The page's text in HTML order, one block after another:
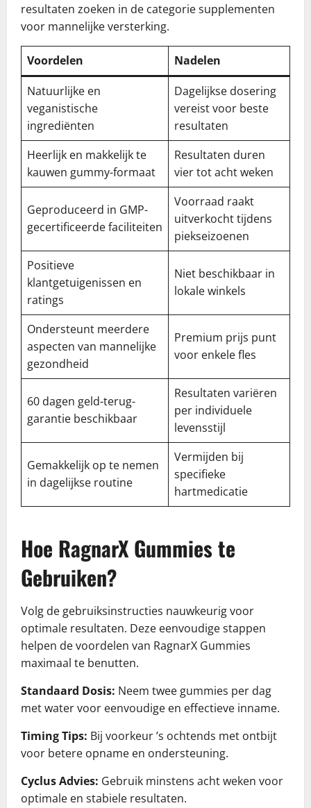
resultaten zoeken in de categorie supplementen
voor mannelijke versterking.
Voordelen
Nadelen
Natuurlijke en
veganistische
ingrediënten
Dagelijkse dosering
vereist voor beste
resultaten
Heerlijk en makkelijk te
kauwen gummy-formaat
Resultaten duren
vier tot acht weken
Geproduceerd in GMP-
gecertificeerde faciliteiten
Voorraad raakt
uitverkocht tijdens
piekseizoenen
Positieve
klantgetuigenissen en
ratings
Niet beschikbaar in
lokale winkels
Ondersteunt meerdere
aspecten van mannelijke
gezondheid
Premium prijs punt
voor enkele fles
60 dagen geld-terug-
garantie beschikbaar
Resultaten variëren
per individuele
levensstijl
Gemakkelijk op te nemen
in dagelijkse routine
Vermijden bij
specifieke
hartmedicatie
Hoe RagnarX Gummies te
Gebruiken?
Volg de gebruiksinstructies nauwkeurig voor
optimale resultaten. Deze eenvoudige stappen
helpen de voordelen van RagnarX Gummies
maximaal te benutten.
Standaard Dosis: Neem twee gummies per dag
met water voor eenvoudige en effectieve inname.
Timing Tips: Bij voorkeur ’s ochtends met ontbijt
voor betere opname en ondersteuning.
Cyclus Advies: Gebruik minstens acht weken voor
optimale en stabiele resultaten.